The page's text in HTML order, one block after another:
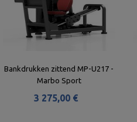
Bankdrukken zittend MP-U217 -
Marbo Sport
3 275,00 €